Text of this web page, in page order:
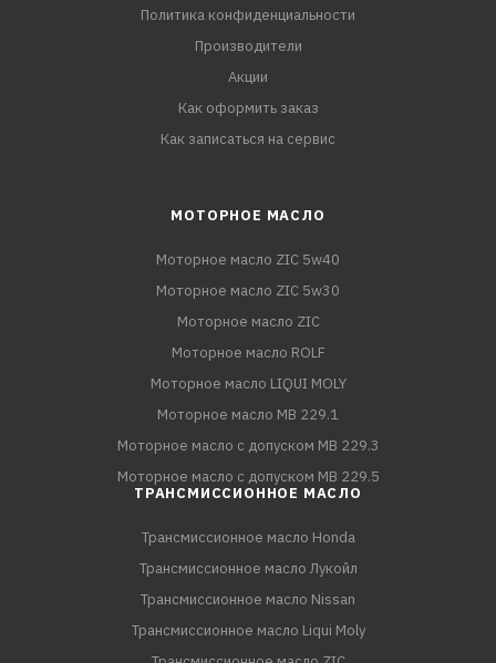
Политика конфиденциальности
Производители
Акции
Как оформить заказ
Как записаться на сервис
МОТОРНОЕ МАСЛО
Моторное масло ZIC 5w40
Моторное масло ZIC 5w30
Моторное масло ZIC
Моторное масло ROLF
Моторное масло LIQUI MOLY
Моторное масло MB 229.1
Моторное масло с допуском MB 229.3
Моторное масло с допуском MB 229.5
ТРАНСМИССИОННОЕ МАСЛО
Трансмиссионное масло Honda
Трансмиссионное масло Лукойл
Трансмиссионное масло Nissan
Трансмиссионное масло Liqui Moly